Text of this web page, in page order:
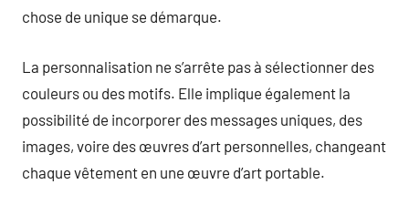
chose de unique se démarque.
La personnalisation ne s’arrête pas à sélectionner des
couleurs ou des motifs. Elle implique également la
possibilité de incorporer des messages uniques, des
images, voire des œuvres d’art personnelles, changeant
chaque vêtement en une œuvre d’art portable.